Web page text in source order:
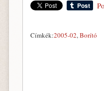
Címkék:2005-02,Borító